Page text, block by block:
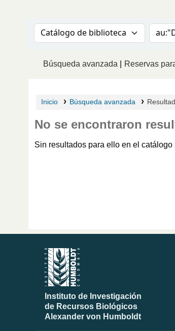
Buscar en el catálogo por:
Búsqueda avanzada Reservas
Inicio Búsqueda avanzada
No se encontraron
Sin resultados para ello en el
Instituto de Investigación
de Recursos Biológicos
Alexander von Humboldt